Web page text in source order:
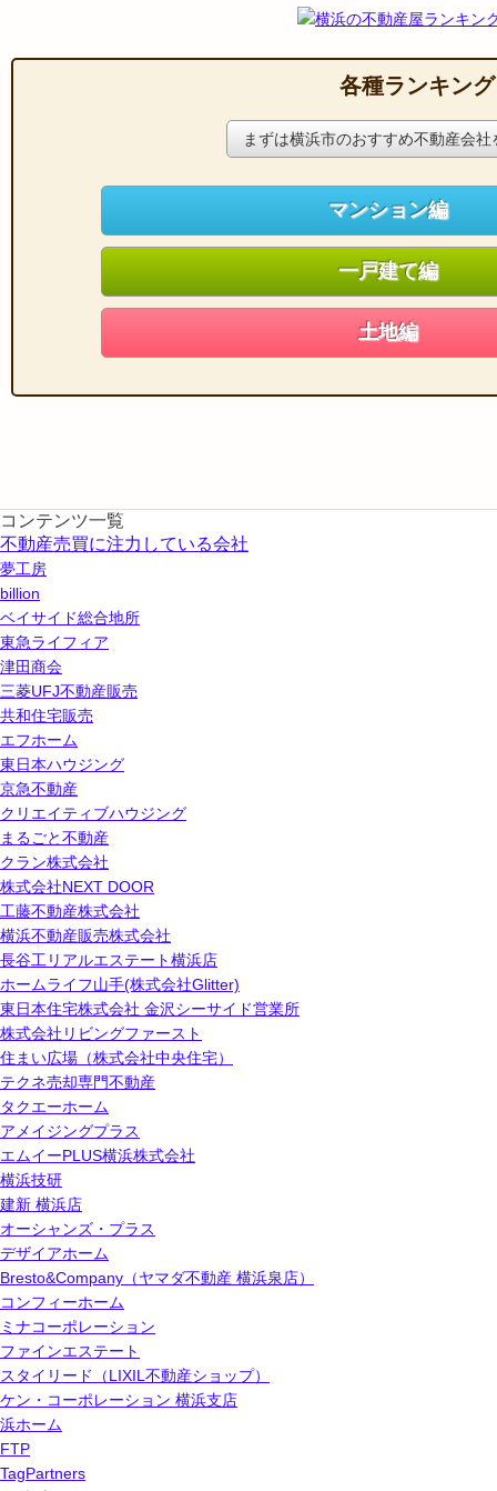
各種ランキング
まずは横浜市のおすすめ不動産会社
マンション編
一戸建て編
土地編
コンテンツ一覧
不動産売買に注力している会社
夢工房
billion
ベイサイド総合地所
東急ライフィア
津田商会
三菱UFJ不動産販売
共和住宅販売
エフホーム
東日本ハウジング
京急不動産
クリエイティブハウジング
まるごと不動産
クラン株式会社
株式会社NEXT DOOR
工藤不動産株式会社
横浜不動産販売株式会社
長谷工リアルエステート横浜店
ホームライフ山手(株式会社Glitter)
東日本住宅株式会社 金沢シーサイド営業所
株式会社リビングファースト
住まい広場（株式会社中央住宅）
テクネ売却専門不動産
タクエーホーム
アメイジングプラス
エムイーPLUS横浜株式会社
横浜技研
建新 横浜店
オーシャンズ・プラス
デザイアホーム
Bresto&Company（ヤマダ不動産 横浜泉店）
コンフィーホーム
ミナコーポレーション
ファインエステート
スタイリード（LIXIL不動産ショップ）
ケン・コーポレーション 横浜支店
浜ホーム
FTP
TagPartners